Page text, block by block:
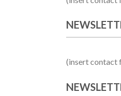
(insert contact